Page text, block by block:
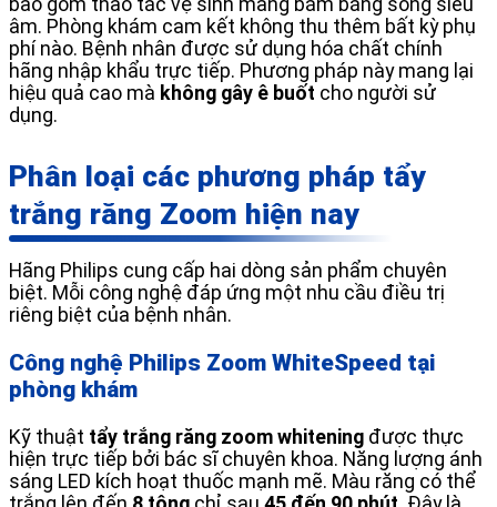
bao gồm thao tác vệ sinh mảng bám bằng sóng siêu
âm. Phòng khám cam kết không thu thêm bất kỳ phụ
phí nào. Bệnh nhân được sử dụng hóa chất chính
hãng nhập khẩu trực tiếp. Phương pháp này mang lại
hiệu quả cao mà không gây ê buốt cho người sử
dụng.
Phân loại các phương pháp tẩy
trắng răng Zoom hiện nay
Hãng Philips cung cấp hai dòng sản phẩm chuyên
biệt. Mỗi công nghệ đáp ứng một nhu cầu điều trị
riêng biệt của bệnh nhân.
Công nghệ Philips Zoom WhiteSpeed tại
phòng khám
Kỹ thuật tẩy trắng răng zoom whitening được thực
hiện trực tiếp bởi bác sĩ chuyên khoa. Năng lượng ánh
sáng LED kích hoạt thuốc mạnh mẽ. Màu răng có thể